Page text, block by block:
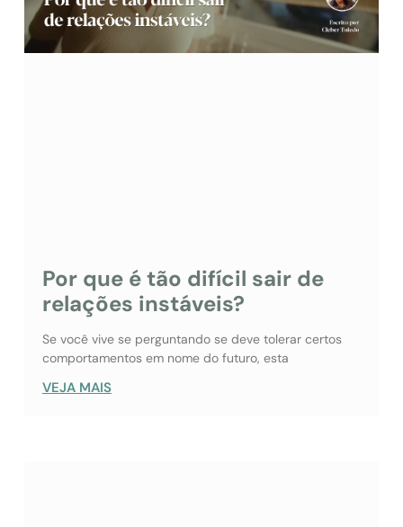
Por que é tão difícil sair de
relações instáveis?
Se você vive se perguntando se deve tolerar certos
comportamentos em nome do futuro, esta
VEJA MAIS